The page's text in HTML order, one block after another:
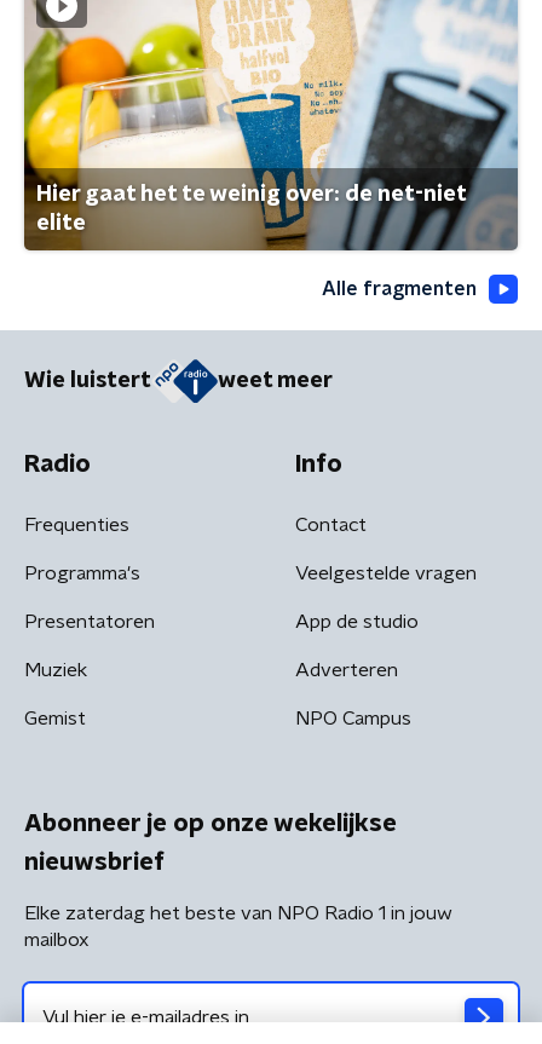
Hier gaat het te weinig over: de net-niet
elite
Alle fragmenten
Wie luistert weet meer
Radio
Frequenties
Programma's
Presentatoren
Muziek
Gemist
Info
Contact
Veelgestelde vragen
App de studio
Adverteren
NPO Campus
Abonneer je op onze wekelijkse
nieuwsbrief
Elke zaterdag het beste van NPO Radio 1 in jouw
mailbox